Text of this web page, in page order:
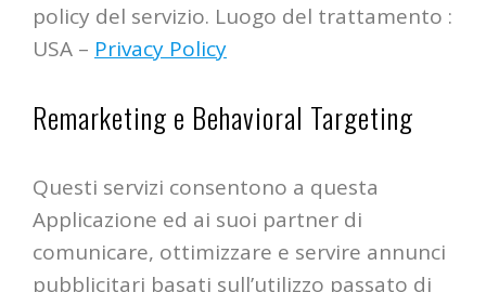
policy del servizio. Luogo del trattamento :
USA – Privacy Policy
Remarketing e Behavioral Targeting
Questi servizi consentono a questa
Applicazione ed ai suoi partner di
comunicare, ottimizzare e servire annunci
pubblicitari basati sull’utilizzo passato di